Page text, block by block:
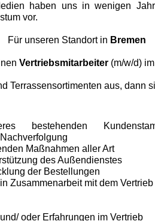
haben uns in wenigen
vor.
Für unseren Standort in Bremen
Vertriebsmitarbeiter (m/w/d)
Terrassensortimenten aus, dann
bestehenden
Maßnahmen aller Art
des Außendienstes
der Bestellungen
Zusammen­arbeit mit dem
oder Erfahrungen im Vertrieb